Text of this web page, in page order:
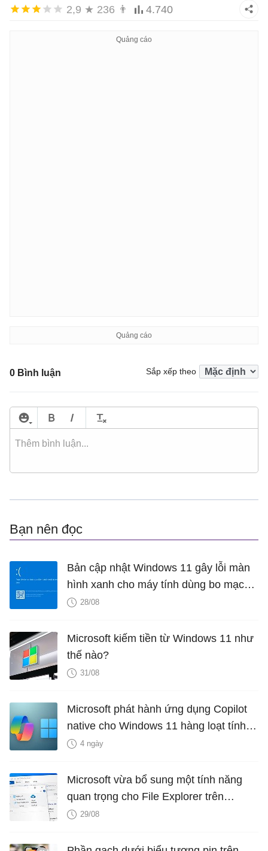
2,9 ★ 236 👨 4.740
0 Bình luận Sắp xếp theo
Bạn nên đọc
Bản cập nhật Windows 11 gây lỗi màn
hình xanh cho máy tính dùng bo mạch
chủ MSI
28/08
Microsoft kiếm tiền từ Windows 11 như
thế nào?
31/08
Microsoft phát hành ứng dụng Copilot
native cho Windows 11 hàng loạt tính
năng mới Hữu Ích
4 ngày
Microsoft vừa bổ sung một tính năng
quan trọng cho File Explorer trên
Windows 10
29/08